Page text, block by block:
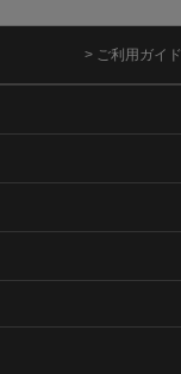
> ご利用ガイド